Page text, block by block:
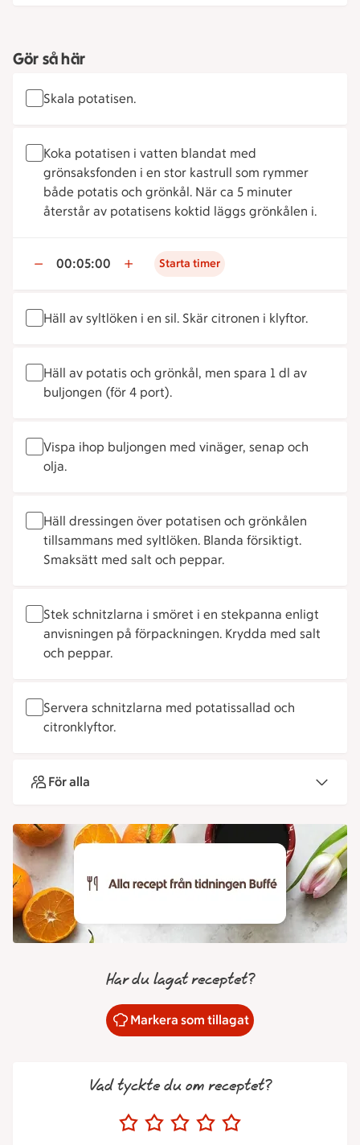
Gör så här
Skala potatisen.
Koka potatisen i vatten blandat med
grönsaksfonden i en stor kastrull som rymmer
både potatis och grönkål. När ca 5 minuter
återstår av potatisens koktid läggs grönkålen i.
00:05:00 Starta timer
Häll av syltlöken i en sil. Skär citronen i klyftor.
Häll av potatis och grönkål, men spara 1 dl av
buljongen (för 4 port).
Vispa ihop buljongen med vinäger, senap och
olja.
Häll dressingen över potatisen och grönkålen
tillsammans med syltlöken. Blanda försiktigt.
Smaksätt med salt och peppar.
Stek schnitzlarna i smöret i en stekpanna enligt
anvisningen på förpackningen. Krydda med salt
och peppar.
Servera schnitzlarna med potatissallad och
citronklyftor.
För alla
Har du lagat receptet?
Markera som tillagat
Vad tyckte du om receptet?